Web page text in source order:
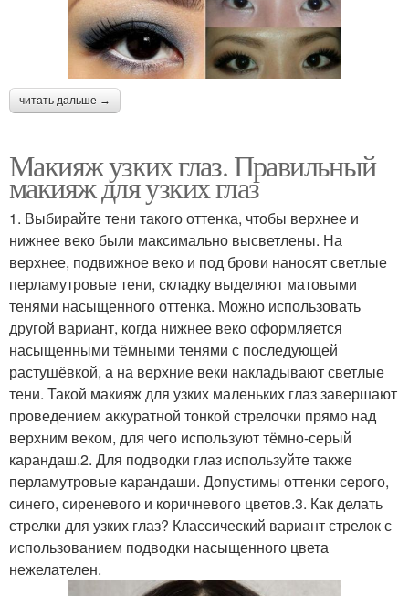
читать дальше →
Макияж узких глаз. Правильный
макияж для узких глаз
1. Выбирайте тени такого оттенка, чтобы верхнее и
нижнее веко были максимально высветлены. На
верхнее, подвижное веко и под брови наносят светлые
перламутровые тени, складку выделяют матовыми
тенями насыщенного оттенка. Можно использовать
другой вариант, когда нижнее веко оформляется
насыщенными тёмными тенями с последующей
растушёвкой, а на верхние веки накладывают светлые
тени. Такой макияж для узких маленьких глаз завершают
проведением аккуратной тонкой стрелочки прямо над
верхним веком, для чего используют тёмно-серый
карандаш.2. Для подводки глаз используйте также
перламутровые карандаши. Допустимы оттенки серого,
синего, сиреневого и коричневого цветов.3. Как делать
стрелки для узких глаз? Классический вариант стрелок с
использованием подводки насыщенного цвета
нежелателен.